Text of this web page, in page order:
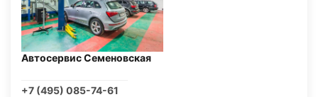
Автосервис Семеновская
+7 (495) 085-74-61